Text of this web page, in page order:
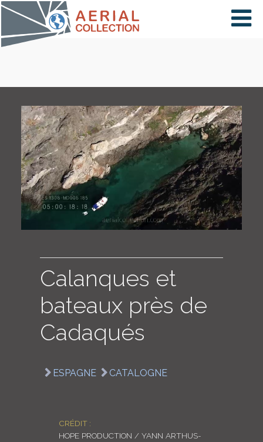
×
PAYS
CARTE
COLLECTIONS
ENGLISH
Calanques et
bateaux près de
Cadaqués
ESPAGNE CATALOGNE
CRÉDIT :
HOPE PRODUCTION / YANN ARTHUS-